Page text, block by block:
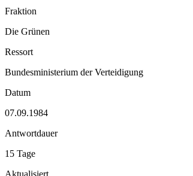
Fraktion
Die Grünen
Ressort
Bundesministerium der Verteidigung
Datum
07.09.1984
Antwortdauer
15 Tage
Aktualisiert